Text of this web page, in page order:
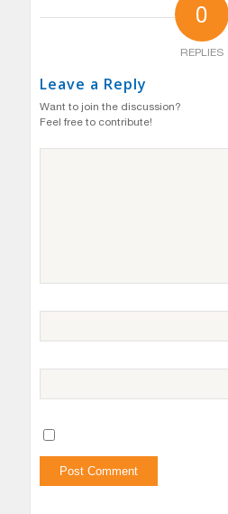
0
REPLIES
Leave a Reply
Want to join the discussion?
Feel free to contribute!